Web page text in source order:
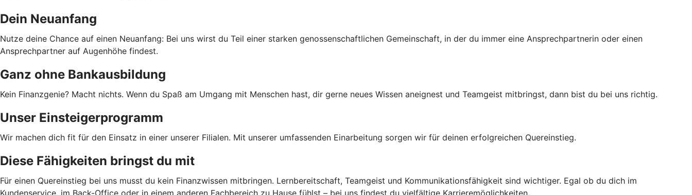
Dein Neuanfang
Nutze deine Chance auf einen Neuanfang: Bei uns wirst du Teil einer starken genossenschaftlichen Gemeinschaft, in der du immer eine Ansprechpartnerin oder einen
Ansprechpartner auf Augenhöhe findest.
Ganz ohne Bankausbildung
Kein Finanzgenie? Macht nichts. Wenn du Spaß am Umgang mit Menschen hast, dir gerne neues Wissen aneignest und Teamgeist mitbringst, dann bist du bei uns richtig.
Unser Einsteigerprogramm
Wir machen dich fit für den Einsatz in einer unserer Filialen. Mit unserer umfassenden Einarbeitung sorgen wir für deinen erfolgreichen Quereinstieg.
Diese Fähigkeiten bringst du mit
Für einen Quereinstieg bei uns musst du kein Finanzwissen mitbringen. Lernbereitschaft, Teamgeist und Kommunikationsfähigkeit sind wichtiger. Egal ob du dich im
Kundenservice, im Back-Office oder in einem anderen Fachbereich zu Hause fühlst – bei uns findest du vielfältige Karrieremöglichkeiten.